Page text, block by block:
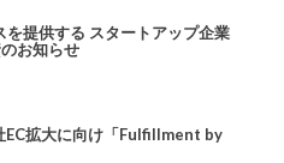
提供する スタートアップ企業
お知らせ
拡大に向け「Fulfillment by